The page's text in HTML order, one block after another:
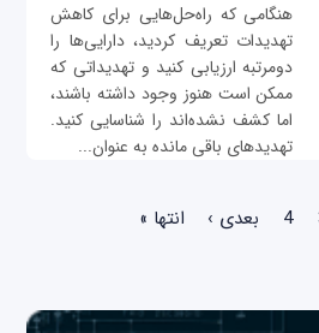
هنگامی که راه‌حل‌هایی برای کاهش
تهدیدات تعریف کردید، دارایی‌ها را
دومرتبه ارزیابی کنید و تهدیداتی که
ممکن است هنوز وجود داشته باشند،
اما کشف نشده‌اند را شناسایی کنید.
تهدیدهای باقی مانده به عنوان...
4 بعدی › انتها »